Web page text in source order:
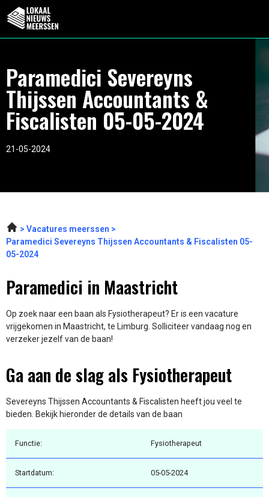
Paramedici Severeyns
Thijssen Accountants &
Fiscalisten 05-05-2024
21-05-2024
Vacatures meerssen
Paramedici Severeyns Thijssen Accountants & Fiscalisten 05-
05-2024
Paramedici in Maastricht
Op zoek naar een baan als Fysiotherapeut? Er is een vacature
vrijgekomen in Maastricht, te Limburg. Solliciteer vandaag nog en
verzeker jezelf van de baan!
Ga aan de slag als Fysiotherapeut
Severeyns Thijssen Accountants & Fiscalisten heeft jou veel te
bieden. Bekijk hieronder de details van de baan
Functie: Fysiotherapeut
Startdatum: 05-05-2024